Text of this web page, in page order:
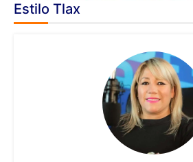
Estilo Tlax